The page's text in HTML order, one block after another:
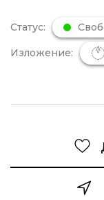
Статус:
Изложение: